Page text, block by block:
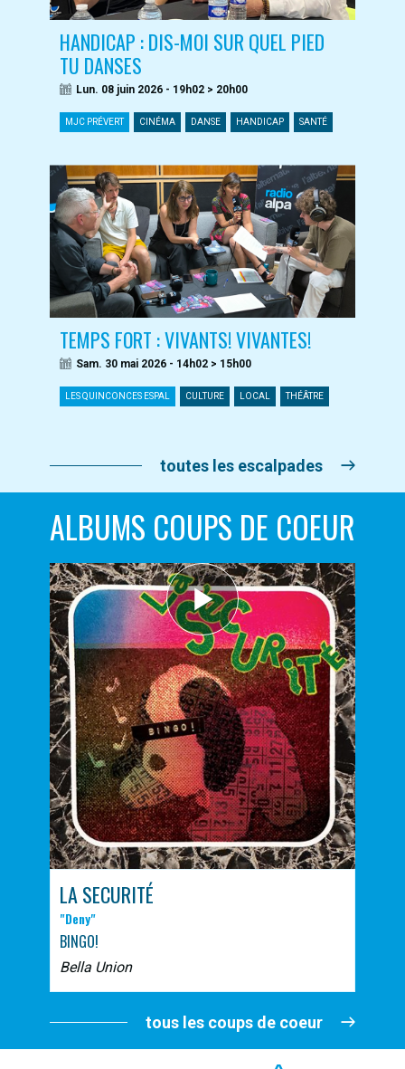
HANDICAP : DIS-MOI SUR QUEL PIED
TU DANSES
Lun. 08 juin 2026 - 19h02 > 20h00
MJC PRÉVERT CINÉMA DANSE HANDICAP SANTÉ
TEMPS FORT : VIVANTS! VIVANTES!
Sam. 30 mai 2026 - 14h02 > 15h00
LES QUINCONCES ESPAL CULTURE LOCAL THÉÂTRE
toutes les escalpades
ALBUMS COUPS DE COEUR
LA SECURITÉ
"Deny"
BINGO!
Bella Union
tous les coups de coeur